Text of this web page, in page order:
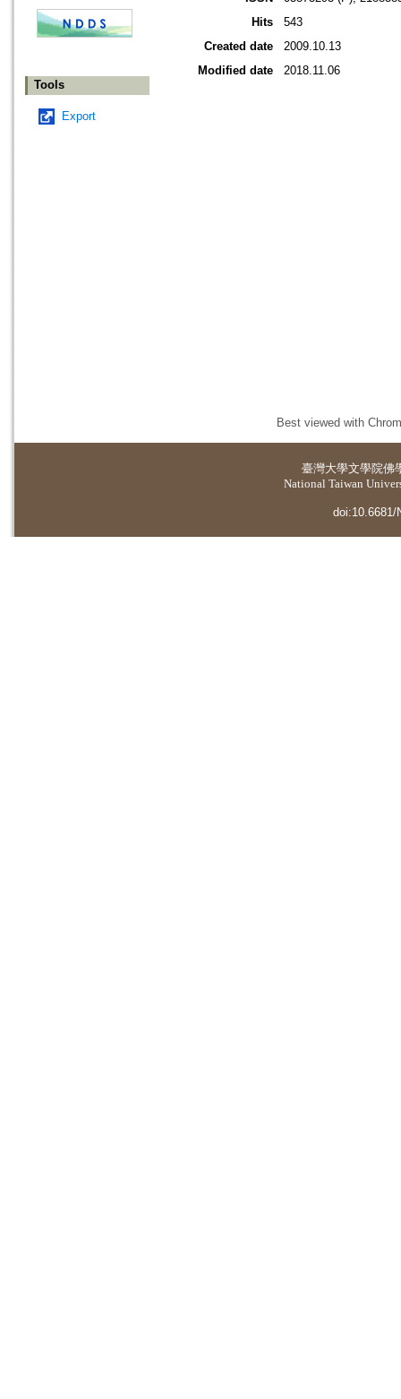
Tools
Export
Hits
543
Created date
2009.10.13
Modified date
2018.11.06
Best viewed with
臺灣大學文學院佛
National Taiwan
doi:10.6681/